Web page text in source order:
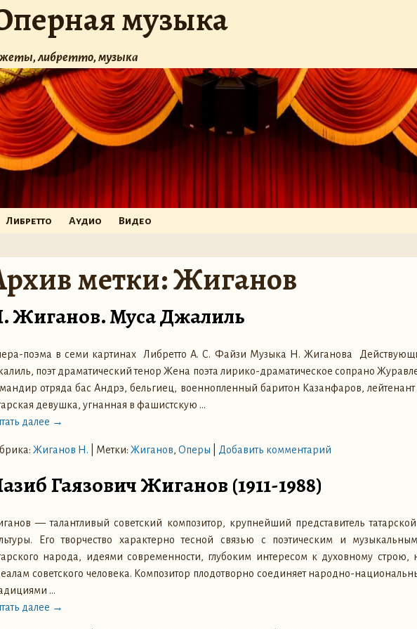
музыка
либретто, музыка
Либретто Аудио Видео
метки:Жиганов
Жиганов. Муса Джалиль
поэма в семи картинах Либретто А. С. Файзи Музыка Н. Жиганова
поэт драматический тенор Жена поэта лирико-драматическое сопрано
отряда бас Андрэ, бельгиец, военнопленный баритон Казанфаров, лейтенант
девушка, угнанная в фашистскую …
далее →
Жиганов Н. Метки: Жиганов,Оперы Добавить комментарий
Гаязович Жиганов (1911-1988)
— талантливый советский композитор, крупнейший представитель
Его творчество характерно тесной связью с поэтическим и
народа, идеями современности, глубоким интересом к духовному строю,
советского человека. Композитор плодотворно соединяет народно-
…
далее →